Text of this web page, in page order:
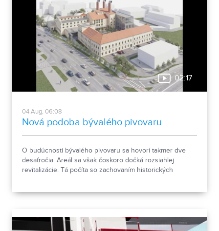
02:17
04.Aug, 06:08
Nová podoba bývalého pivovaru
O budúcnosti bývalého pivovaru sa hovorí takmer dve
desaťročia. Areál sa však čoskoro dočká rozsiahlej
revitalizácie. Tá počíta so zachovaním historických